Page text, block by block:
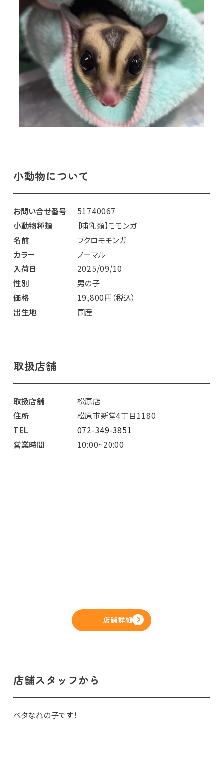
小動物について
お問い合せ番号
51740067
小動物種類
【哺乳類】モモンガ
名前
フクロモモンガ
カラー
ノーマル
入荷日
2025/09/10
性別
男の子
価格
19,800円（税込）
出生地
国産
取扱店舗
取扱店舗
松原店
住所
松原市新堂4丁目1180
TEL
072-349-3851
営業時間
10:00~20:00
店舗詳細
店舗スタッフから
ベタなれの子です！